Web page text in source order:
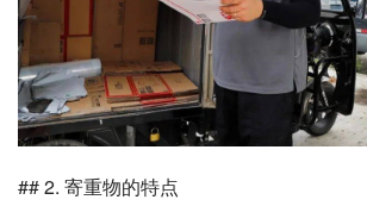
## 2. 寄重物的特点